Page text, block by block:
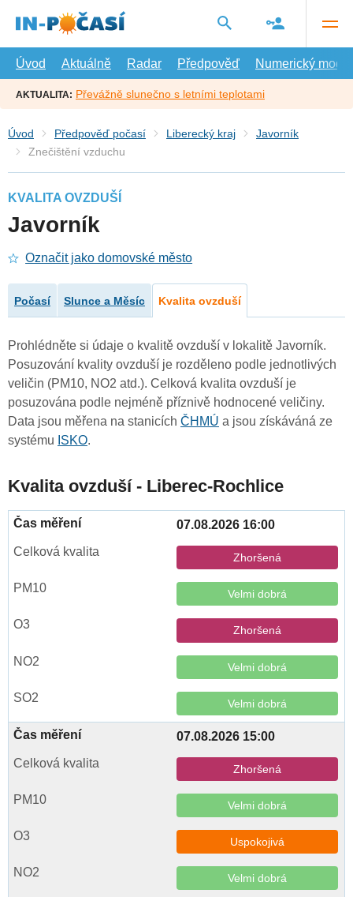
hlavní
Úvod
Aktuálně Radar Předpověď Numerický model
AKTUALITA: Převážně slunečno s letními teplotami
Úvod Předpověď počasí Liberecký kraj
Javorník
Znečištění vzduchu
KVALITA OVZDUŠÍ
Javorník
Označit jako domovské město
Počasí Slunce a Měsíc Kvalita ovzduší
Prohlédněte si údaje o kvalitě ovzduší v lokalitě Javorník.
Posuzování kvality ovzduší je rozděleno podle jednotlivých
veličin (PM10, NO2 atd.). Celková kvalita ovzduší je
posuzována podle nejméně příznivě hodnocené veličiny.
Data jsou měřena na stanicích ČHMÚ a jsou získáváná ze
systému ISKO.
Kvalita ovzduší - Liberec-Rochlice
07.08.2026 16:00
Zhoršená
Velmi dobrá
Zhoršená
Velmi dobrá
Velmi dobrá
07.08.2026 15:00
Zhoršená
Velmi dobrá
Uspokojivá
Velmi dobrá